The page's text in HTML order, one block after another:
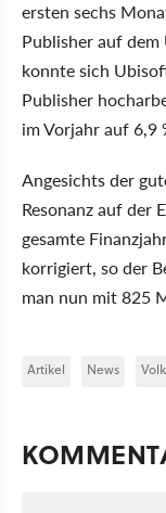
ersten sechs
Publisher auf
konnte sich
Publisher
im Vorjahr auf 6,9
Angesichts der
Resonanz auf der
gesamte
korrigiert, so der
man nun mit 825
Artikel News